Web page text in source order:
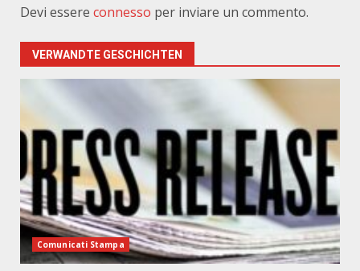
Devi essere connesso per inviare un commento.
VERWANDTE GESCHICHTEN
Comunicati Stampa